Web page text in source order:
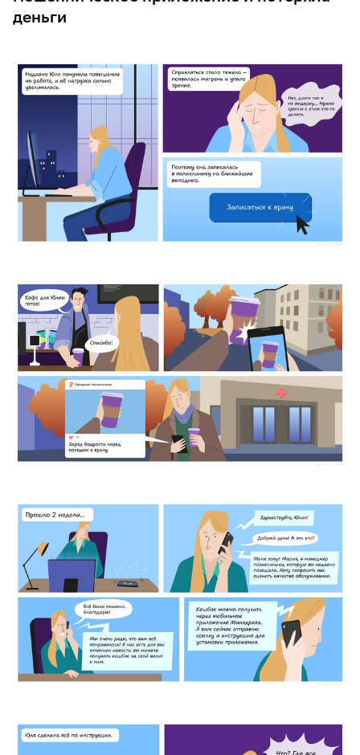
Что нужно запомнить
деньги